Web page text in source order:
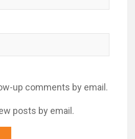
up comments by email.
posts by email.